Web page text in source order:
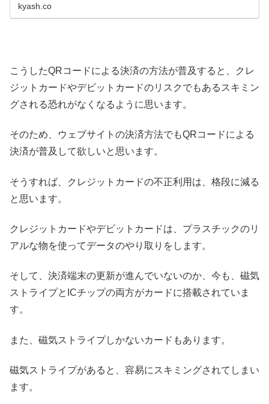
kyash.co
こうしたQRコードによる決済の方法が普及すると、クレ
ジットカードやデビットカードのリスクでもあるスキミン
グされる恐れがなくなるように思います。
そのため、ウェブサイトの決済方法でもQRコードによる
決済が普及して欲しいと思います。
そうすれば、クレジットカードの不正利用は、格段に減る
と思います。
クレジットカードやデビットカードは、プラスチックのリ
アルな物を使ってデータのやり取りをします。
そして、決済端末の更新が進んでいないのか、今も、磁気
ストライプとICチップの両方がカードに搭載されていま
す。
また、磁気ストライプしかないカードもあります。
磁気ストライプがあると、容易にスキミングされてしまい
ます。